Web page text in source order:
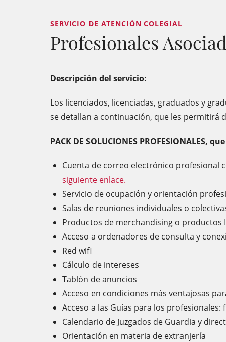
SERVICIO DE ATENCIÓN COLEGIAL
Profesionales
Descripción del servicio:
Los licenciados, licenciadas, graduados y
se detallan a continuación, que les permitirá
PACK DE SOLUCIONES PROFESIONALES,
Cuenta de correo electrónico profesional
siguiente enlace.
Servicio de ocupación y orientación
Salas de reuniones individuales o
Productos de merchandising o productos
Acceso a ordenadores de consulta y
Red wifi
Cálculo de intereses
Tablón de anuncios
Acceso en condiciones más ventajosas
Acceso a las Guías para los
Calendario de Juzgados de Guardia y
Orientación en materia de extranjería